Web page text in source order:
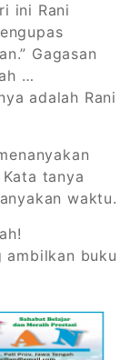
ini Rani
Gagasan
…
adalah Rani
tanya
waktu.
ambilkan buku